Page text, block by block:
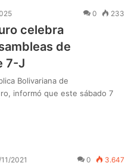
0 233
celebra
de
7-J
Bolivariana de
informó que este sábado 7
2021 0 3.647